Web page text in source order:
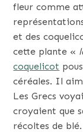
fleur comme
et des
cette plante «
coquelicot
céréales. Il
Les Grecs
croyaient que
récoltes de